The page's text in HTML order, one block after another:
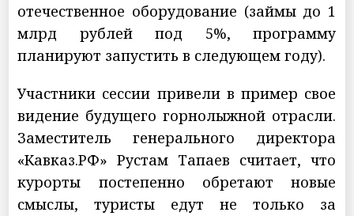
отечественное оборудование (займы до 1
млрд рублей под 5%, программу
планируют запустить в следующем году).
Участники сессии привели в пример свое
видение будущего горнолыжной отрасли.
Заместитель генерального директора
«Кавказ.РФ» Рустам Тапаев считает, что
курорты постепенно обретают новые
смыслы, туристы едут не только за